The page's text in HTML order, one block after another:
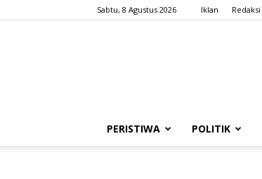
Sabtu, 8 Agustus 2026 Iklan Redaksi
PERISTIWA POLITIK